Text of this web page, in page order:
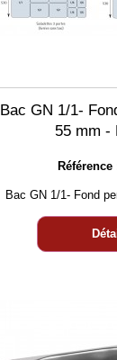
Bac GN 1/1-
55 mm -
Référence
Bac GN 1/1- Fond